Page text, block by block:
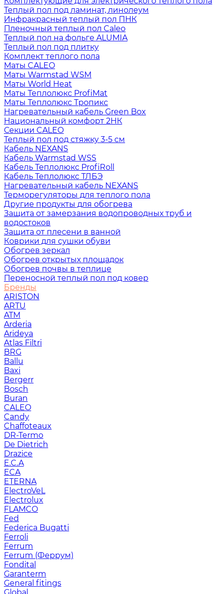
Теплый пол под ламинат, линолеум
Инфракрасный теплый пол ПНК
Пленочный теплый пол Caleo
Теплый пол на фольге ALUMIA
Теплый пол под плитку
Комплект теплого пола
Маты CALEO
Маты Warmstad WSM
Маты World Heat
Маты Теплолюкс ProfiMat
Маты Теплолюкс Тропикс
Нагревательный кабель Green Box
Национальный комфорт 2НК
Секции CALEO
Теплый пол под стяжку 3-5 см
Кабель NEXANS
Кабель Warmstad WSS
Кабель Теплолюкс ProfiRoll
Кабель Теплолюкс ТЛБЭ
Нагревательный кабель NEXANS
Терморегуляторы для теплого пола
Другие продукты для обогрева
Защита от замерзания водопроводных труб и
водостоков
Защита от плесени в ванной
Коврики для сушки обуви
Обогрев зеркал
Обогрев открытых площадок
Обогрев почвы в теплице
Переносной теплый пол под ковер
Бренды
ARISTON
ARTU
ATM
Arderia
Arideya
Atlas Filtri
BRG
Ballu
Baxi
Bergerr
Bosch
Buran
CALEO
Candy
Chaffoteaux
DR-Termo
De Dietrich
Drazice
E.C.A
ECA
ETERNA
ElectroVeL
Electrolux
FLAMCO
Fed
Federica Bugatti
Ferroli
Ferrum
Ferrum (Феррум)
Fondital
Garanterm
General fitings